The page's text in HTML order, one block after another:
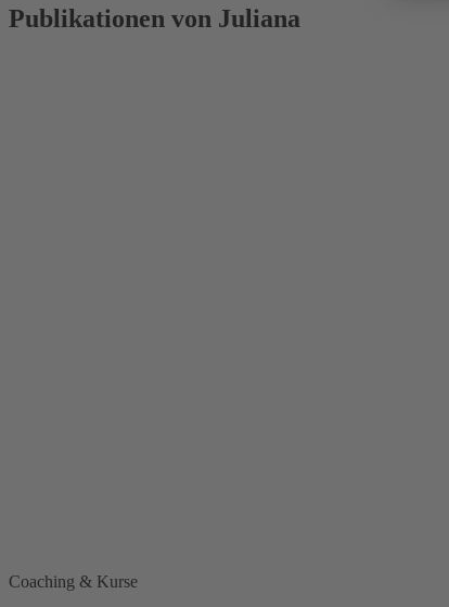
Publikationen von Juliana
Coaching & Kurse